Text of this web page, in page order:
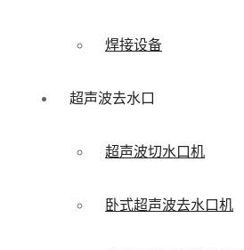
焊接设备
超声波去水口
超声波切水口机
卧式超声波去水口机